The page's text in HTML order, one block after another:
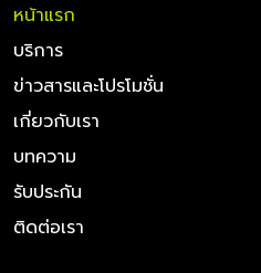
หน้าแรก
บริการ
ข่าวสารและโปรโมชั่น
เกี่ยวกับเรา
บทความ
รับประกัน
ติดต่อเรา